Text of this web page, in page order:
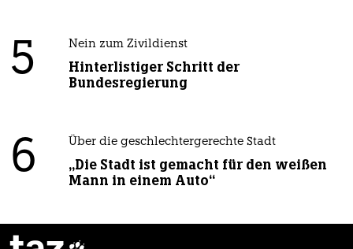
5 Nein zum Zivildienst
Hinterlistiger Schritt der
Bundesregierung
6 Über die geschlechtergerechte Stadt
„Die Stadt ist gemacht für den weißen
Mann in einem Auto“